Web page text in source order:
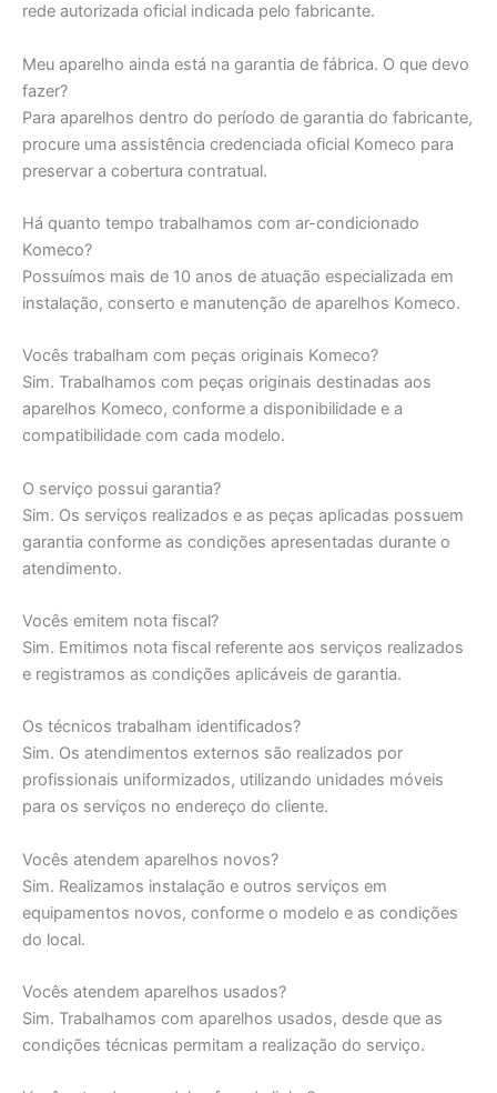
rede autorizada oficial indicada pelo fabricante.
Meu aparelho ainda está na garantia de fábrica. O que devo
fazer?
Para aparelhos dentro do período de garantia do fabricante,
procure uma assistência credenciada oficial Komeco para
preservar a cobertura contratual.
Há quanto tempo trabalhamos com ar-condicionado
Komeco?
Possuímos mais de 10 anos de atuação especializada em
instalação, conserto e manutenção de aparelhos Komeco.
Vocês trabalham com peças originais Komeco?
Sim. Trabalhamos com peças originais destinadas aos
aparelhos Komeco, conforme a disponibilidade e a
compatibilidade com cada modelo.
O serviço possui garantia?
Sim. Os serviços realizados e as peças aplicadas possuem
garantia conforme as condições apresentadas durante o
atendimento.
Vocês emitem nota fiscal?
Sim. Emitimos nota fiscal referente aos serviços realizados
e registramos as condições aplicáveis de garantia.
Os técnicos trabalham identificados?
Sim. Os atendimentos externos são realizados por
profissionais uniformizados, utilizando unidades móveis
para os serviços no endereço do cliente.
Vocês atendem aparelhos novos?
Sim. Realizamos instalação e outros serviços em
equipamentos novos, conforme o modelo e as condições
do local.
Vocês atendem aparelhos usados?
Sim. Trabalhamos com aparelhos usados, desde que as
condições técnicas permitam a realização do serviço.